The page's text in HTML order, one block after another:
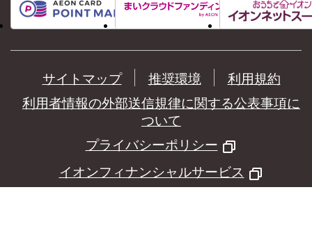
サイトマップ 推奨環境
利用規約
利用者情報の外部送信規律に関する公表事項に
ついて
プライバシーポリシー
イオンフィナンシャルサービス